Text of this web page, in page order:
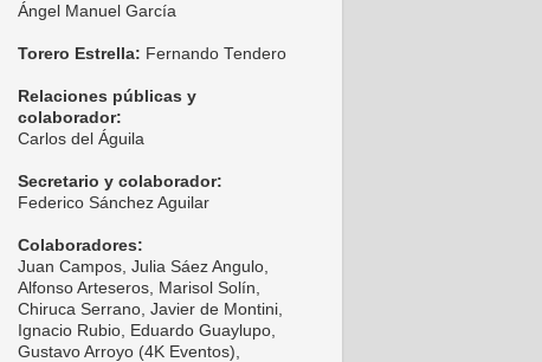
Ángel Manuel García
Torero Estrella: Fernando Tendero
Relaciones públicas y
colaborador:
Carlos del Águila
Secretario y colaborador:
Federico Sánchez Aguilar
Colaboradores:
Juan Campos, Julia Sáez Angulo,
Alfonso Arteseros, Marisol Solín,
Chiruca Serrano, Javier de Montini,
Ignacio Rubio, Eduardo Guaylupo,
Gustavo Arroyo (4K Eventos),